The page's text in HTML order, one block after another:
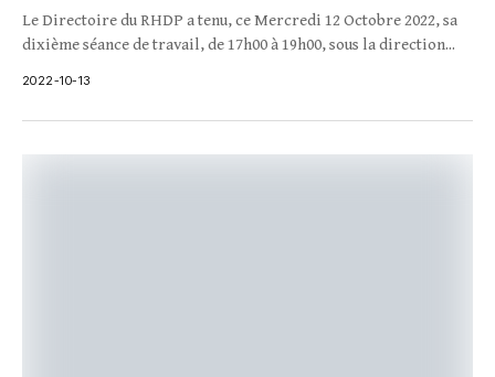
Le Directoire du RHDP a tenu, ce Mercredi 12 Octobre 2022, sa
dixième séance de travail, de 17h00 à 19h00, sous la direction...
2022-10-13